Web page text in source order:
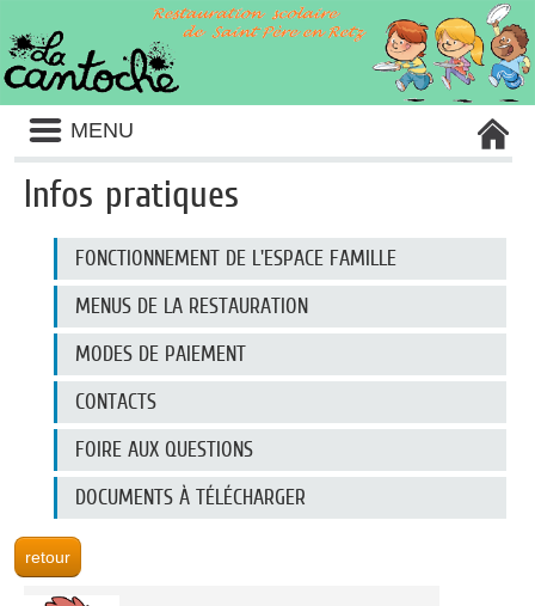
Liste
des
avertissements
MENU
Infos pratiques
catégories
d'information
FONCTIONNEMENT DE L'ESPACE FAMILLE
MENUS DE LA RESTAURATION
MODES DE PAIEMENT
CONTACTS
FOIRE AUX QUESTIONS
DOCUMENTS À TÉLÉCHARGER